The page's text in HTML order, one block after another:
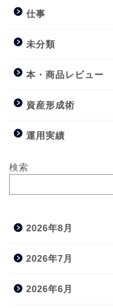
仕事
未分類
本・商品レビュー
資産形成術
運用実績
検索
2026年8月
2026年7月
2026年6月